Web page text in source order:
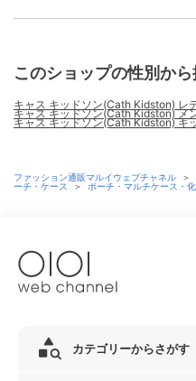
このショップの性別か
キャス キッドソン(Cath Kidston) レ
キャス キッドソン(Cath Kidston) メ
キャス キッドソン(Cath Kidston) キ
ファッション通販マルイウェブチャネル ＞
ーチ・ケース
＞ ポーチ・マルチケース・
カテゴリーからさがす